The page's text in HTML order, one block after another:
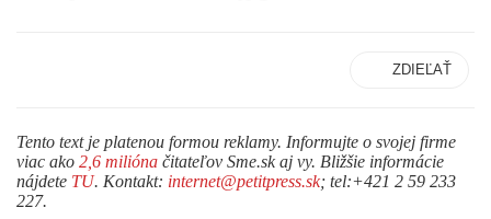
ZDIEĽAŤ
Tento text je platenou formou reklamy. Informujte o svojej firme
viac ako 2,6 milióna čitateľov Sme.sk aj vy. Bližšie informácie
nájdete TU. Kontakt: internet@petitpress.sk; tel:+421 2 59 233
227.